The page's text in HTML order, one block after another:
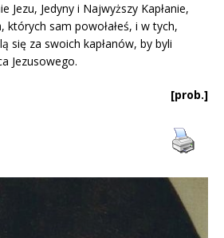
Jezu, Jedyny i Najwyższy Kapłanie,
których sam powołałeś, i w tych,
się za swoich kapłanów, by byli
Jezusowego.
[prob.]